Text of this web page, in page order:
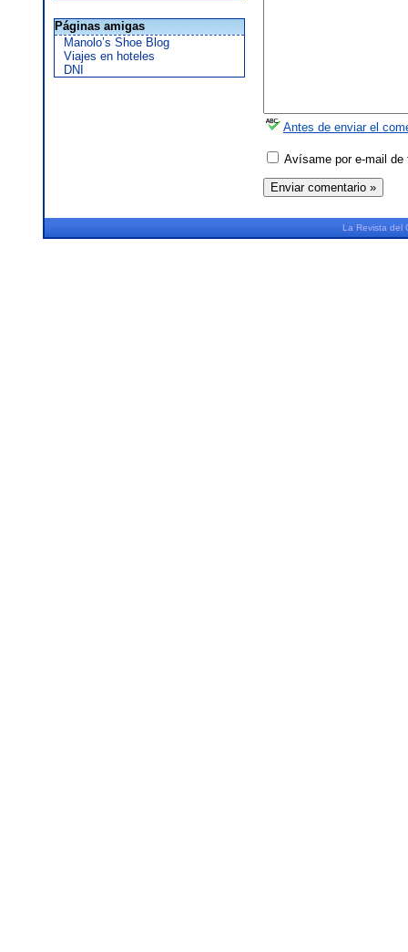
Páginas amigas
Manolo’s Shoe Blog
Viajes en hoteles
DNI
Antes de enviar el
Avísame por e-mail de
La Revista del